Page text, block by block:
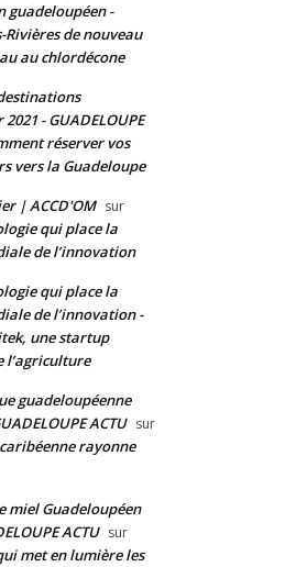
guadeloupéen -
Rivières de nouveau
au chlordécone
- GUADELOUPE
réserver vos
vers la Guadeloupe
| ACCD'OM sur
qui place la
de l’innovation
qui place la
de l’innovation -
une startup
l’agriculture
guadeloupéenne
ACTU sur
rayonne
miel Guadeloupéen
ACTU sur
met en lumière les